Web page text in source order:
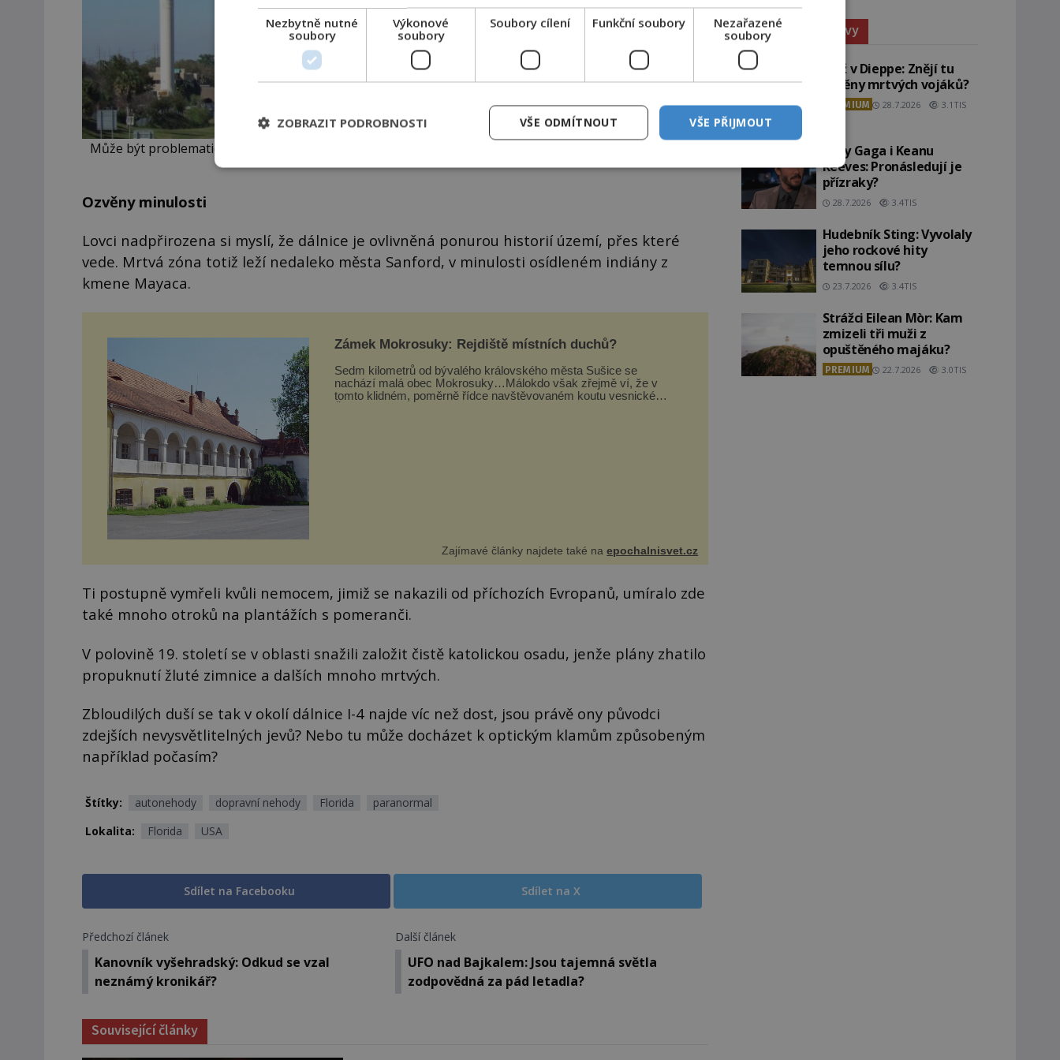
Může být problematický úsek dálnice I-4 prokletý? FOTO: Xavier6984 / Creative Commons / CC BY-SA 3.0
Ozvěny minulosti
Lovci nadpřirozena si myslí, že dálnice je ovlivněná ponurou historií území, přes které
vede. Mrtvá zóna totiž leží nedaleko města Sanford, v minulosti osídleném indiány z
kmene Mayaca.
Zámek Mokrosuky: Rejdiště místních duchů?
Sedm kilometrů od bývalého královského města Sušice se
nachází malá obec Mokrosuky…Málokdo však zřejmě ví, že v
tomto klidném, poměrně řídce navštěvovaném koutu vesnické
Zajímavé články najdete také naepochalnisvet.cz
Ti postupně vymřeli kvůli nemocem, jimiž se nakazili od příchozích Evropanů, umíralo zde
také mnoho otroků na plantážích s pomeranči.
V polovině 19. století se v oblasti snažili založit čistě katolickou osadu, jenže plány zhatilo
propuknutí žluté zimnice a dalších mnoho mrtvých.
Zbloudilých duší se tak v okolí dálnice I-4 najde víc než dost, jsou právě ony původci
zdejších nevysvětlitelných jevů? Nebo tu může docházet k optickým klamům způsobeným
například počasím?
Štítky: autonehody dopravní nehody Florida
paranormal
Lokalita:
Florida USA
Sdílet na Facebooku Sdílet na X
Předchozí článek
Kanovník vyšehradský: Odkud se vzal
neznámý kronikář?
Další článek
UFO nad Bajkalem: Jsou tajemná světla
zodpovědná za pád letadla?
Související články
Paranormální jevy
Pláž v Dieppe: Znějí tu
ozvěny mrtvých vojáků?
PREMIUM 28.7.2026 3.1TIS
Lady Gaga i Keanu
Reeves: Pronásledují je
přízraky?
28.7.2026 3.4TIS
Hudebník Sting: Vyvolaly
jeho rockové hity
temnou sílu?
23.7.2026 3.4TIS
Strážci Eilean Mòr: Kam
zmizeli tři muži z
opuštěného majáku?
PREMIUM 22.7.2026 3.0TIS
Nezbytně nutné
soubory
Výkonové
soubory
Soubory cílení Funkční soubory
Nezařazené
soubory
VŠE PŘIJMOUT
VŠE ODMÍTNOUT
ZOBRAZIT PODROBNOSTI